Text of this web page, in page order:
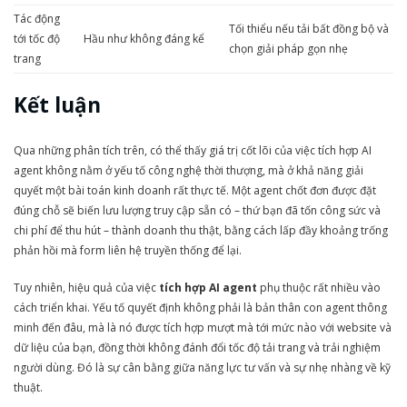
Tác động
tới tốc độ
trang
Hầu như không đáng kể
Tối thiểu nếu tải bất đồng bộ và
chọn giải pháp gọn nhẹ
Kết luận
Qua những phân tích trên, có thể thấy giá trị cốt lõi của việc tích hợp AI
agent không nằm ở yếu tố công nghệ thời thượng, mà ở khả năng giải
quyết một bài toán kinh doanh rất thực tế. Một agent chốt đơn được đặt
đúng chỗ sẽ biến lưu lượng truy cập sẵn có – thứ bạn đã tốn công sức và
chi phí để thu hút – thành doanh thu thật, bằng cách lấp đầy khoảng trống
phản hồi mà form liên hệ truyền thống để lại.
Tuy nhiên, hiệu quả của việc tích hợp AI agent phụ thuộc rất nhiều vào
cách triển khai. Yếu tố quyết định không phải là bản thân con agent thông
minh đến đâu, mà là nó được tích hợp mượt mà tới mức nào với website và
dữ liệu của bạn, đồng thời không đánh đổi tốc độ tải trang và trải nghiệm
người dùng. Đó là sự cân bằng giữa năng lực tư vấn và sự nhẹ nhàng về kỹ
thuật.